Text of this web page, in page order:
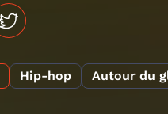
Hip-hop Autour du